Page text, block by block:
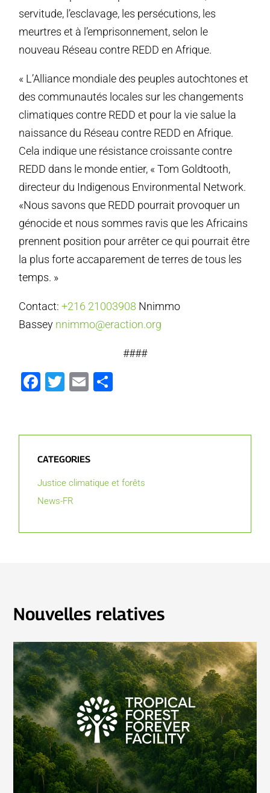
servitude, l’esclavage, les persécutions, les
meurtres et à l’emprisonnement, selon le
nouveau Réseau contre REDD en Afrique.
« L’Alliance mondiale des peuples autochtones et
des communautés locales sur les changements
climatiques contre REDD et pour la vie salue la
naissance du Réseau contre REDD en Afrique.
Cela indique une résistance croissante contre
REDD dans le monde entier, « Tom Goldtooth,
directeur du Indigenous Environmental Network.
«Nous savons que REDD pourrait provoquer un
génocide et nous sommes ravis que les Africains
prennent position pour arrêter ce qui pourrait être
la plus forte accaparement de terres de tous les
temps. »
Contact:+216 21003908 Nnimmo
Bassey nnimmo@eraction.org
####
Facebook
Twitter
Email
CATEGORIES
Justice climatique et forêts
News-FR
Nouvelles relatives